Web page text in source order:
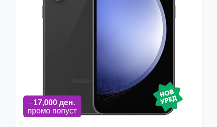
- 17,000 ден.
промо попуст